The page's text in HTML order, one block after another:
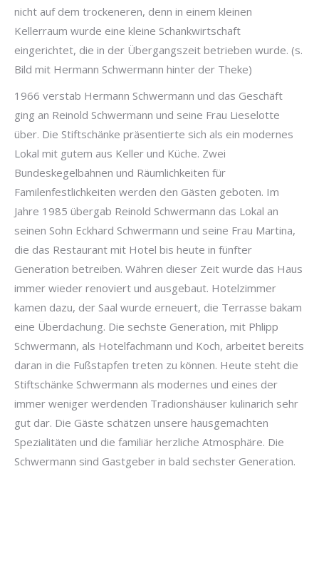
nicht auf dem trockeneren, denn in einem kleinen
Kellerraum wurde eine kleine Schankwirtschaft
eingerichtet, die in der Übergangszeit betrieben wurde. (s.
Bild mit Hermann Schwermann hinter der Theke)
1966 verstab Hermann Schwermann und das Geschäft
ging an Reinold Schwermann und seine Frau Lieselotte
über. Die Stiftschänke präsentierte sich als ein modernes
Lokal mit gutem aus Keller und Küche. Zwei
Bundeskegelbahnen und Räumlichkeiten für
Familenfestlichkeiten werden den Gästen geboten. Im
Jahre 1985 übergab Reinold Schwermann das Lokal an
seinen Sohn Eckhard Schwermann und seine Frau Martina,
die das Restaurant mit Hotel bis heute in fünfter
Generation betreiben. Währen dieser Zeit wurde das Haus
immer wieder renoviert und ausgebaut. Hotelzimmer
kamen dazu, der Saal wurde erneuert, die Terrasse bakam
eine Überdachung. Die sechste Generation, mit Phlipp
Schwermann, als Hotelfachmann und Koch, arbeitet bereits
daran in die Fußstapfen treten zu können. Heute steht die
Stiftschänke Schwermann als modernes und eines der
immer weniger werdenden Tradionshäuser kulinarich sehr
gut dar. Die Gäste schätzen unsere hausgemachten
Spezialitäten und die familiär herzliche Atmosphäre. Die
Schwermann sind Gastgeber in bald sechster Generation.